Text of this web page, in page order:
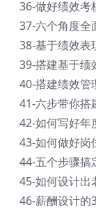
36-做好绩效
37-六个角度
38-基于绩效
39-搭建基于
40-搭建绩效
41-六步带你搭
42-如何写好
43-如何做好
44-五个步骤
45-如何设计出
46-薪酬设计的